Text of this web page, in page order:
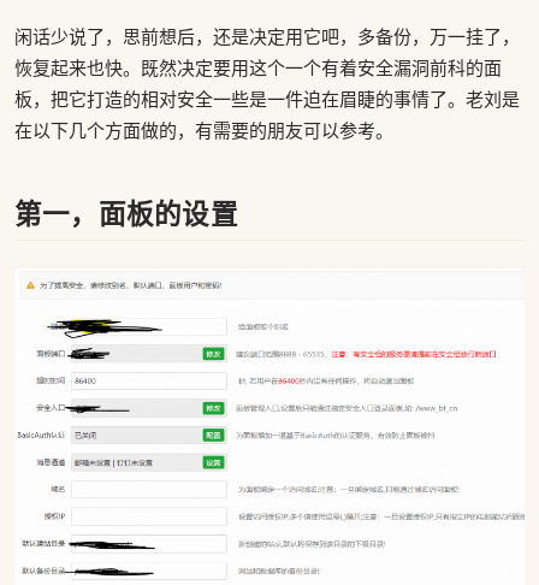
闲话少说了，思前想后，还是决定用它吧，多备份，万一挂了，
恢复起来也快。既然决定要用这个一个有着安全漏洞前科的面
板，把它打造的相对安全一些是一件迫在眉睫的事情了。老刘是
在以下几个方面做的，有需要的朋友可以参考。
第一，面板的设置